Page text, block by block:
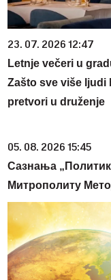
23. 07. 2026 12:47
Letnje večeri u
Zašto sve više ljudi
pretvori u druženje
05. 08. 2026 15:45
Сазнања
Митрополиту